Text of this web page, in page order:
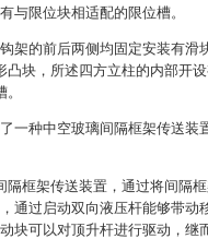
与限位块相适配的限位槽。
架的前后两侧均固定安装有滑
凸块，所述四方立柱的内部开
一种中空玻璃间隔框架传送装
隔框架传送装置，通过将间隔
通过启动双向液压杆能够带动
块可以对顶升杆进行驱动，继